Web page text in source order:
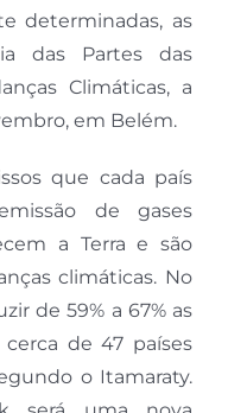
determinadas, as
das Partes das
Climáticas, a
em Belém.
que cada país
de gases
a Terra e são
climáticas. No
de 59% a 67% as
de 47 países
o Itamaraty.